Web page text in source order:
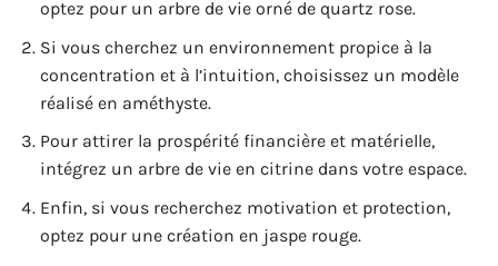
optez pour un arbre de vie orné de quartz rose.
Si vous cherchez un environnement propice à la
concentration et à l’intuition, choisissez un modèle
réalisé en améthyste.
Pour attirer la prospérité financière et matérielle,
intégrez un arbre de vie en citrine dans votre espace.
Enfin, si vous recherchez motivation et protection,
optez pour une création en jaspe rouge.